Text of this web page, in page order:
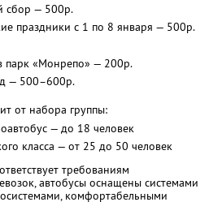
сбор — 500р.
праздники с 1 по 8 января — 500р.
парк «Монрепо» — 200р.
— 500–600р.
от набора группы:
— до 18 человек
класса — от 25 до 50 человек
требованиям
автобусы оснащены системами
комфортабельными